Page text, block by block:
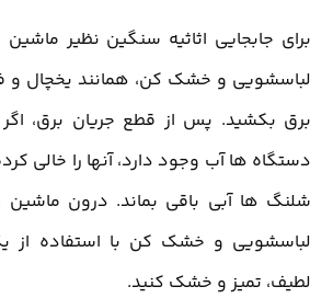
برای جابجایی اثاثیه سنگین نظیر ماشین
لباسشویی و خشک کن، همانند یخچال و فریزر،
برق بکشید. پس از قطع جریان برق، اگر
دستگاه ها آب وجود دارد، آنها را خالی کرده
شلنگ ها آبی باقی بماند. درون ماشین
لباسشویی و خشک کن با استفاده از
لطیف، تمیز و خشک کنید.